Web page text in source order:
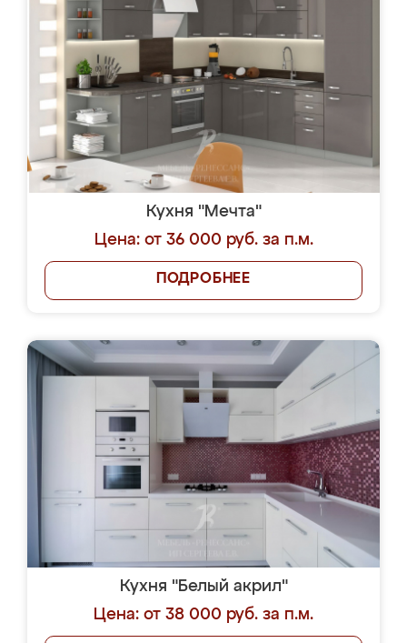
Кухня "Мечта"
Цена: от 36 000 руб. за п.м.
ПОДРОБНЕЕ
Кухня "Белый акрил"
Цена: от 38 000 руб. за п.м.